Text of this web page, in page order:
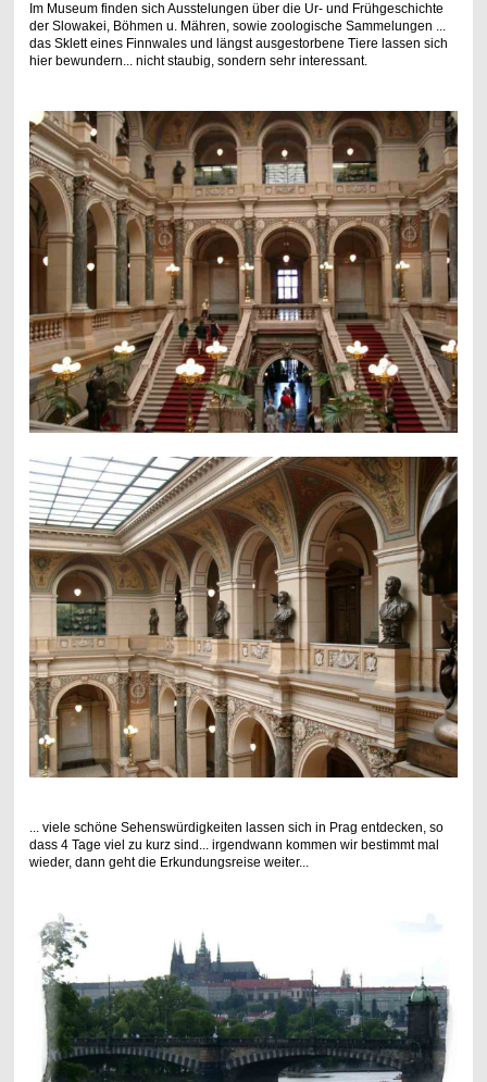
Im Museum finden sich Ausstelungen über die Ur- und Frühgeschichte
der Slowakei, Böhmen u. Mähren, sowie zoologische Sammelungen ...
das Sklett eines Finnwales und längst ausgestorbene Tiere lassen sich
hier bewundern... nicht staubig, sondern sehr interessant.
... viele schöne Sehenswürdigkeiten lassen sich in Prag entdecken, so
dass 4 Tage viel zu kurz sind... irgendwann kommen wir bestimmt mal
wieder, dann geht die Erkundungsreise weiter...